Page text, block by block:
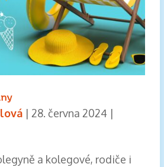
| 28. června 2024 |
a kolegové, rodiče i